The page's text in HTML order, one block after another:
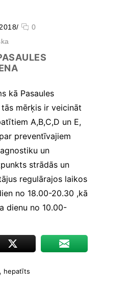
/
0
kā Pasaules
mērķis ir veicināt
A,B,C,D un E,
preventīvajiem
un
strādās un
regulārajos laikos
no 18.00-20.30 ,kā
dienu no 10.00-
, hepatīts